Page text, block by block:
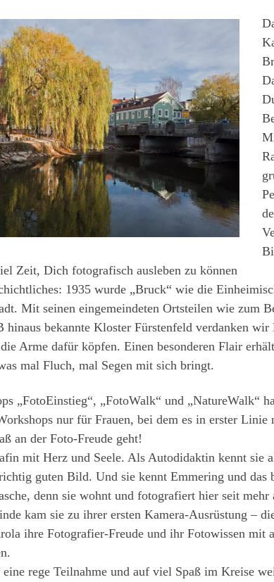
Zeit, Dich fotografisch ausleben zu können
1935 wurde „Bruck“ wie die
Mit seinen eingemeindeten Ortsteilen wie zum
hinaus bekannte Kloster Fürstenfeld verdanken
Arme dafür köpfen. Einen besonderen Flair
mal Fluch, mal Segen mit sich bringt.
„FotoEinstieg“, „FotoWalk“ und „NatureWalk“
nur für Frauen, bei dem es in erster
an der Foto-Freude geht!
mit Herz und Seele. Als Autodidaktin kennt sie
guten Bild. Und sie kennt Emmering und das
denn sie wohnt und fotografiert hier seit mehr
kam sie zu ihrer ersten Kamera-Ausrüstung –
ihre Fotografier-Freude und ihr Fotowissen mit
rege Teilnahme und auf viel Spaß im Kreise